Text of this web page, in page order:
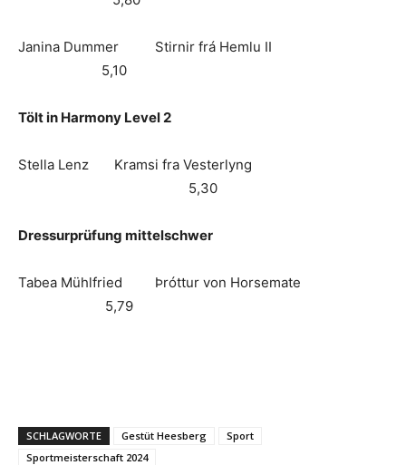
Janina Dummer Stirnir frá Hemlu II
5,10
Tölt in Harmony Level 2
Stella Lenz Kramsi fra Vesterlyng
5,30
Dressurprüfung mittelschwer
Tabea Mühlfried Þróttur von Horsemate
5,79
SCHLAGWORTE Gestüt Heesberg
Sport
Sportmeisterschaft 2024